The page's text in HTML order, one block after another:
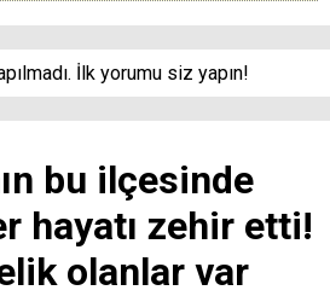
İlk yorumu siz yapın!
bu ilçesinde
hayatı zehir etti!
olanlar var